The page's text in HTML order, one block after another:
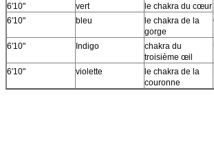
6'10" vert le chakra du cœur
6'10"
bleu
le chakra de la
gorge
6'10" Indigo
chakra du
troisième œil
6'10" violette
le chakra de la
couronne